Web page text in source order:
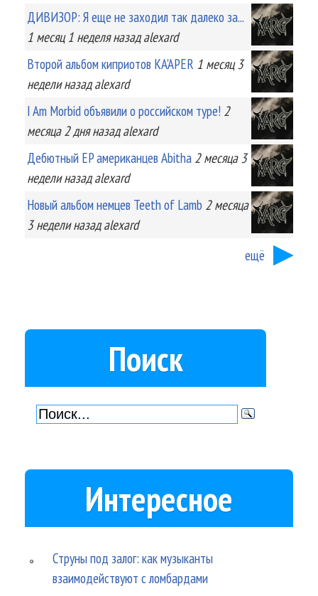
ДИВИЗОР: Я еще не заходил так далеко за...
1 месяц 1 неделяназад alexard
Второй альбом киприотов KA'APER 1 месяц 3
неделиназад alexard
I Am Morbid объявили о российском туре! 2
месяца 2 дняназад alexard
Дебютный EP американцев Abitha 2 месяца 3
неделиназад alexard
Новый альбом немцев Teeth of Lamb 2 месяца
3 неделиназад alexard
ещё
Поиск
Интересное
Струны под залог: как музыканты
взаимодействуют с ломбардами